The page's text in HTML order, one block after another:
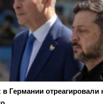
Германии отреагировали